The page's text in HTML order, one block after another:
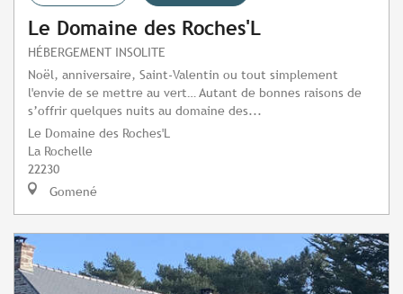
Le Domaine des Roches'L
HÉBERGEMENT INSOLITE
Noël, anniversaire, Saint-Valentin ou tout simplement
l'envie de se mettre au vert… Autant de bonnes raisons de
s’offrir quelques nuits au domaine des...
Le Domaine des Roches'L
La Rochelle
22230
Gomené